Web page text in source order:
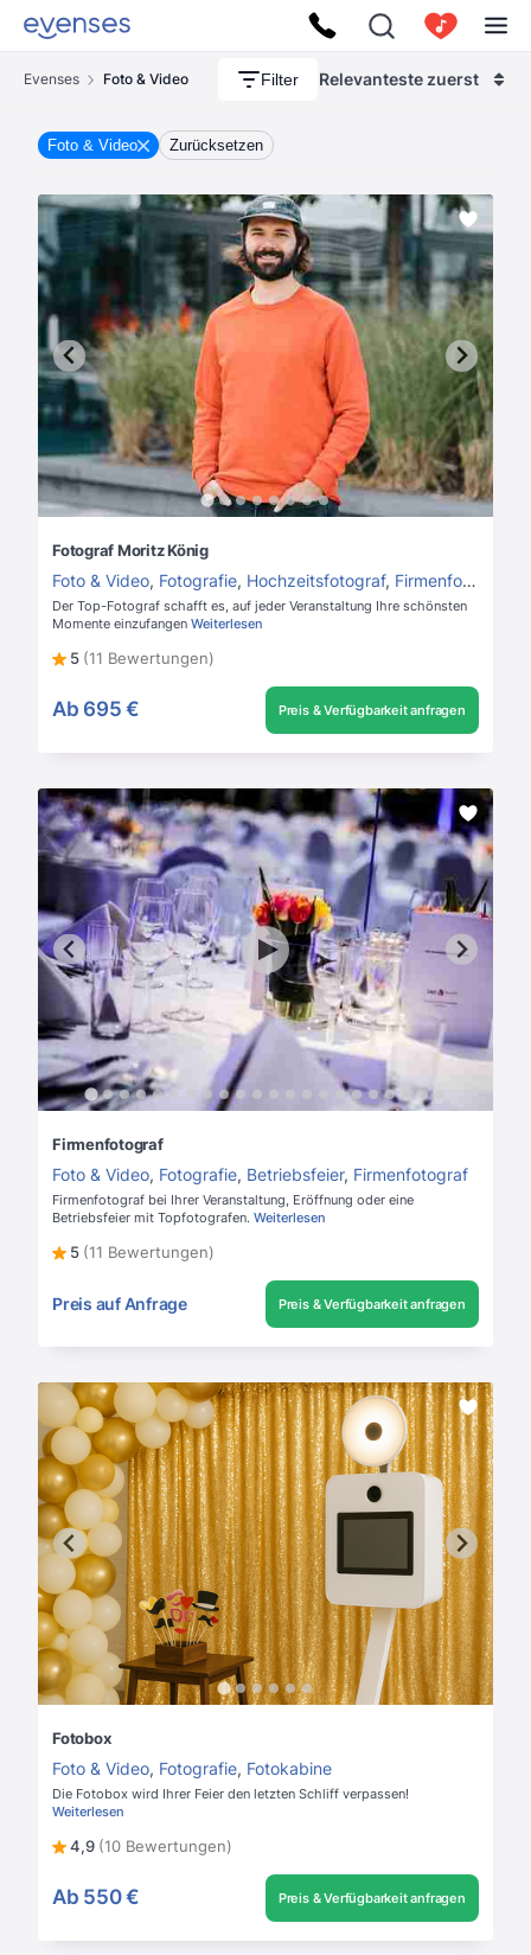
Evenses Foto & Video Filter Relevanteste zuerst
Foto & Video Zurücksetzen
Fotograf Moritz König
Foto & Video, Fotografie, Hochzeitsfotograf, Firmenfotograf
Der Top-Fotograf schafft es, auf jeder Veranstaltung Ihre schönsten
Momente einzufangen Weiterlesen
5 (11 Bewertungen)
Ab 695 € Preis & Verfügbarkeit anfragen
Firmenfotograf
Foto & Video, Fotografie, Betriebsfeier, Firmenfotograf
Firmenfotograf bei Ihrer Veranstaltung, Eröffnung oder eine
Betriebsfeier mit Topfotografen. Weiterlesen
5 (11 Bewertungen)
Preis auf Anfrage Preis & Verfügbarkeit anfragen
Fotobox
Foto & Video, Fotografie, Fotokabine
Die Fotobox wird Ihrer Feier den letzten Schliff verpassen!
Weiterlesen
4,9 (10 Bewertungen)
Ab 550 € Preis & Verfügbarkeit anfragen